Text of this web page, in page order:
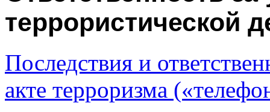
террористической
Последствия и
акте терроризма